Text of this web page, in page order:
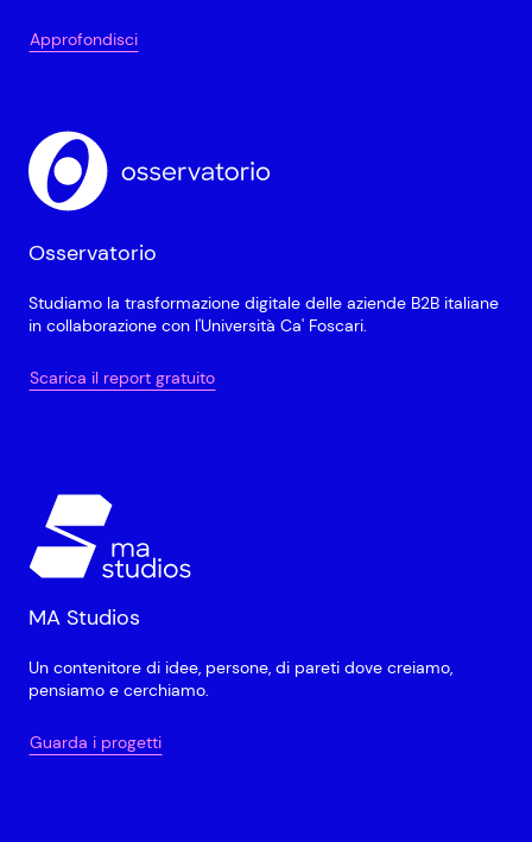
Approfondisci
Osservatorio
Studiamo la trasformazione digitale delle aziende B2B italiane
in collaborazione con l'Università Ca' Foscari.
Scarica il report gratuito
MA Studios
Un contenitore di idee, persone, di pareti dove creiamo,
pensiamo e cerchiamo.
Guarda i progetti